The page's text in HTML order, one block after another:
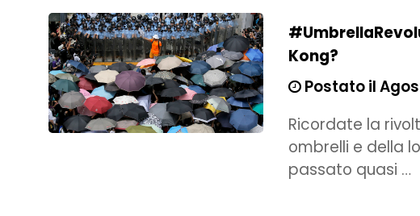
Kong?
Postato il
Ricordate la
ombrelli e della
passato quasi …